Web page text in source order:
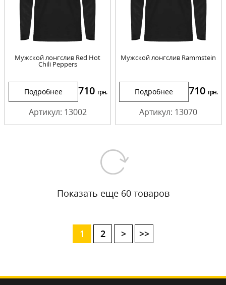
Мужской лонгслив Red Hot
Chili Peppers
Подробнее 710 грн.
Артикул: 13002
Мужской лонгслив Rammstein
Подробнее 710 грн.
Артикул: 13070
Показать еще 60 товаров
1 2 > >>